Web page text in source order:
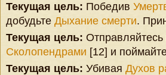
Текущая цель: Победив
добудьте Дыхание смерти.
Текущая цель: Отправляйтесь
Сколопендрами [12] и
Текущая цель: Убивая Духов